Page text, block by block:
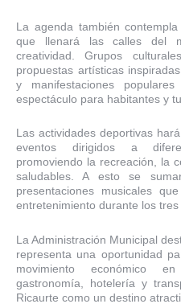
La agenda también
que llenará las calles del
creatividad. Grupos
propuestas artísticas
y manifestaciones
espectáculo para habitantes y
Las actividades deportivas
eventos dirigidos a
promoviendo la recreación, la
saludables. A esto se
presentaciones musicales
entretenimiento durante los tres
La Administración Municipal
representa una oportunidad
movimiento económico
gastronomía, hotelería y
Ricaurte como un destino